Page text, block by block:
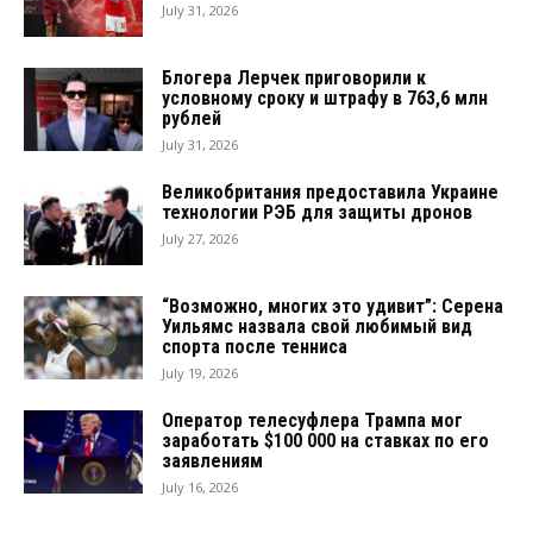
July 31, 2026
Блогера Лерчек приговорили к
условному сроку и штрафу в 763,6 млн
рублей
July 31, 2026
Великобритания предоставила Украине
технологии РЭБ для защиты дронов
July 27, 2026
“Возможно, многих это удивит”: Серена
Уильямс назвала свой любимый вид
спорта после тенниса
July 19, 2026
Оператор телесуфлера Трампа мог
заработать $100 000 на ставках по его
заявлениям
July 16, 2026